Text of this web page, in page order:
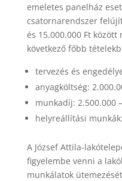
emeletes panelház
csatornarendszer
és 15.000.000 Ft között
következő főbb
tervezés és
anyagköltség:
munkadíj: 2.500.000
helyreállítási
A József Attila-
figyelembe venni a
munkálatok